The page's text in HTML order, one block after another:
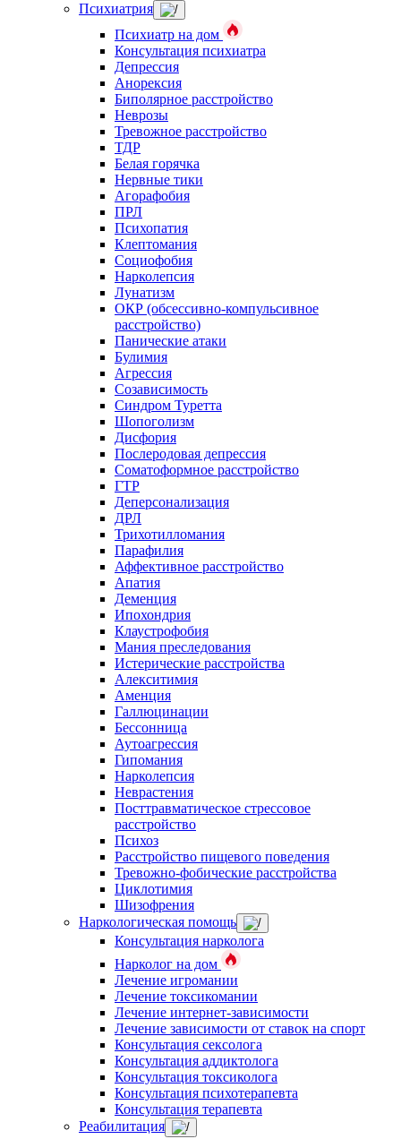
Психиатрия
Психиатр на дом
Консультация психиатра
Депрессия
Анорексия
Биполярное расстройство
Неврозы
Тревожное расстройство
ТДР
Белая горячка
Нервные тики
Агорафобия
ПРЛ
Психопатия
Клептомания
Социофобия
Нарколепсия
Лунатизм
ОКР (обсессивно-компульсивное
расстройство)
Панические атаки
Булимия
Агрессия
Созависимость
Синдром Туретта
Шопоголизм
Дисфория
Послеродовая депрессия
Соматоформное расстройство
ГТР
Деперсонализация
ДРЛ
Трихотилломания
Парафилия
Аффективное расстройство
Апатия
Деменция
Ипохондрия
Клаустрофобия
Мания преследования
Истерические расстройства
Алекситимия
Аменция
Галлюцинации
Бессонница
Аутоагрессия
Гипомания
Нарколепсия
Неврастения
Посттравматическое стрессовое
расстройство
Психоз
Расстройство пищевого поведения
Тревожно-фобические расстройства
Циклотимия
Шизофрения
Наркологическая помощь
Консультация нарколога
Нарколог на дом
Лечение игромании
Лечение токсикомании
Лечение интернет-зависимости
Лечение зависимости от ставок на спорт
Консультация сексолога
Консультация аддиктолога
Консультация токсиколога
Консультация психотерапевта
Консультация терапевта
Реабилитация